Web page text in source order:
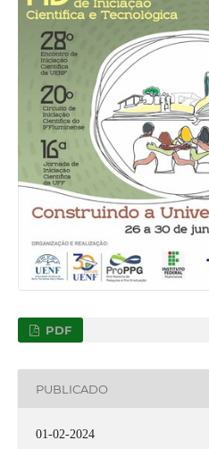
PDF
PUBLICADO
01-02-2024